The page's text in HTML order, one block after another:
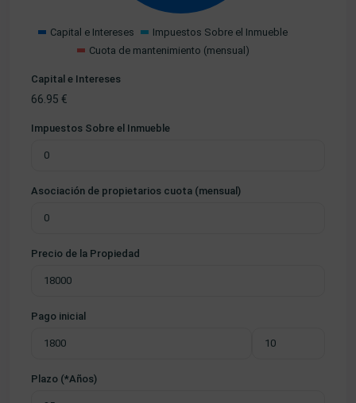
Capital e Intereses
Impuestos Sobre el Inmueble
Cuota de mantenimiento (mensual)
Capital e Intereses
66.95 €
Impuestos Sobre el Inmueble
Asociación de propietarios cuota (mensual)
Precio de la Propiedad
Pago inicial
Plazo (*Años)